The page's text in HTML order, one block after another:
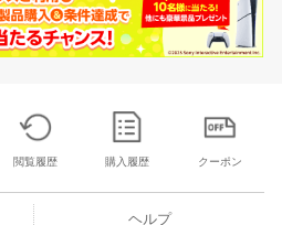
閲覧履歴 購入履歴 クーポン
ヘルプ